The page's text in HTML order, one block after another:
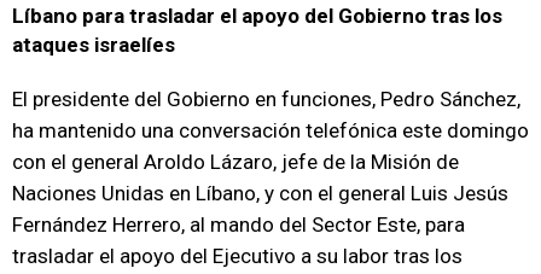
Líbano para trasladar el apoyo del Gobierno tras los
ataques israelíes
El presidente del Gobierno en funciones, Pedro Sánchez,
ha mantenido una conversación telefónica este domingo
con el general Aroldo Lázaro, jefe de la Misión de
Naciones Unidas en Líbano, y con el general Luis Jesús
Fernández Herrero, al mando del Sector Este, para
trasladar el apoyo del Ejecutivo a su labor tras los